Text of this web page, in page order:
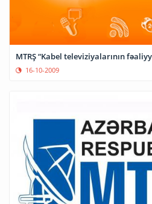
MTRŞ “Kabel televiziyalarının
16-10-2009